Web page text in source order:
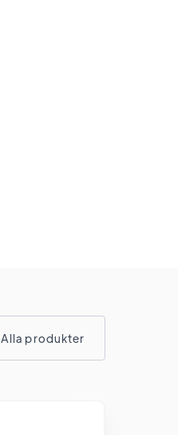
Alla produkter